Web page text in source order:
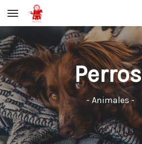
Toggle navigation
Perros
- Animales -